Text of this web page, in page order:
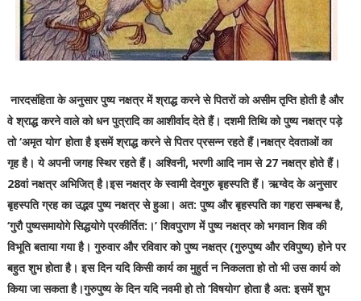
नारदसंहिता के अनुसार पुष्य नक्षत्र में श्राद्ध करने से पितरों को असीम तृप्ति होती है और
वे श्राद्ध करने वाले को धन पुत्रादि का आशीर्वाद देते हैं। दशमी तिथि को पुष्य नक्षत्र पड़े
तो ‘अमृत योग’ होता है इसमें श्राद्ध करने से पितर प्रसन्न रहते हैं।नक्षत्र देवताओं का
गृह है। ये अपनी जगह स्थिर रहते हैं। अश्विनी, भरणी आदि नाम से 27 नक्षत्र होते हैं।
28वां नक्षत्र अभिजित् है।इस नक्षत्र के स्वामी देवगुरु बृहस्पति हैं। ऋग्वेद के अनुसार
बृहस्पति ग्रह का उद्भव पुष्य नक्षत्र से हुआ। अत: पुष्य और बृहस्पति का गहरा सम्बन्ध है,
‘गुरौ पुष्यसमायोगे सिद्धयोगे प्रकीर्तित:।’ शिवपुराण में पुष्य नक्षत्र को भगवान शिव की
विभूति बताया गया है। गुरुवार और रविवार को पुष्य नक्षत्र (गुरुपुष्य और रविपुष्य) होने पर
बहुत शुभ होता है। इस दिन यदि किसी कार्य का मुहुर्त न निकलता हो तो भी उस कार्य को
किया जा सकता है।गुरुपुष्य के दिन यदि नवमी हो तो ‘विषयोग’ होता है अत: इसमें शुभ